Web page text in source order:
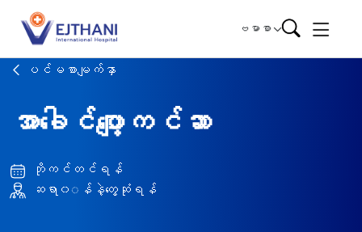
Skip to content
ဗမာစာ
ပင်မစာမျက်နှာ
အာခေါင်ပျော့ကင်ဆာ
ဘိုကင်တင်ရန်
ဆရာ၀◌န်နဲ့တွေ့ဆုံရန်